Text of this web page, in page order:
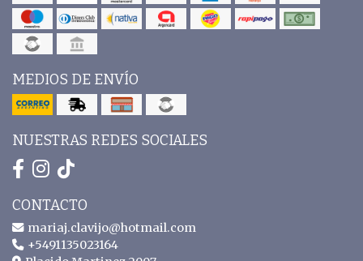
MEDIOS DE ENVÍO
NUESTRAS REDES SOCIALES
CONTACTO
mariaj.clavijo@hotmail.com
+5491135023164